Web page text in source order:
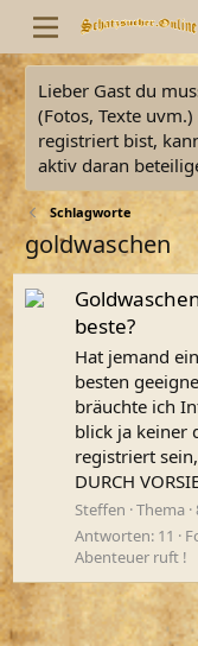
Lieber Gast du
(Fotos, Texte
registriert bist,
aktiv daran
Schlagworte
goldwaschen
beste?
Hat jemand
besten
bräuchte ich
blick ja keiner
registriert
DURCH
Steffen Thema
Antworten: 11
Abenteuer ruft !